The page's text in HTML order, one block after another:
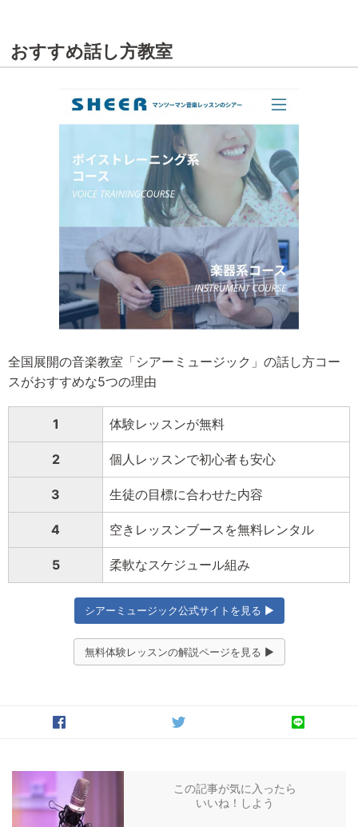
おすすめ話し方教室
全国展開の音楽教室「シアーミュージック」の話し方コー
スがおすすめな5つの理由
1 体験レッスンが無料
2 個人レッスンで初心者も安心
3 生徒の目標に合わせた内容
4 空きレッスンブースを無料レンタル
5 柔軟なスケジュール組み
シアーミュージック公式サイトを見る ▶
無料体験レッスンの解説ページを見る ▶
この記事が気に入ったら
いいね！しよう